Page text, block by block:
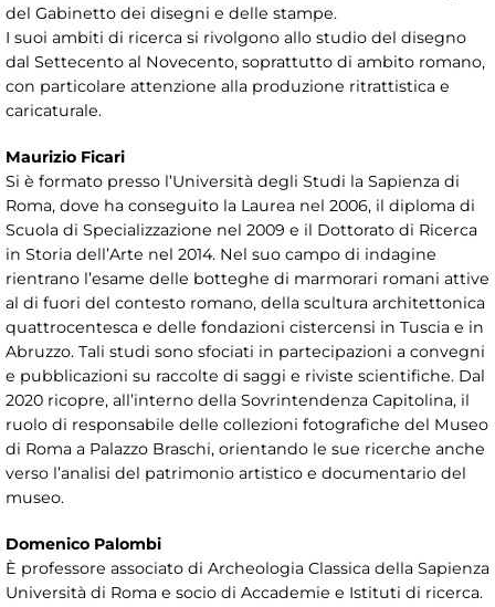
del Gabinetto dei disegni e delle stampe.
I suoi ambiti di ricerca si rivolgono allo studio del disegno
dal Settecento al Novecento, soprattutto di ambito romano,
con particolare attenzione alla produzione ritrattistica e
caricaturale.
Maurizio Ficari
Si è formato presso l’Università degli Studi la Sapienza di
Roma, dove ha conseguito la Laurea nel 2006, il diploma di
Scuola di Specializzazione nel 2009 e il Dottorato di Ricerca
in Storia dell’Arte nel 2014. Nel suo campo di indagine
rientrano l’esame delle botteghe di marmorari romani attive
al di fuori del contesto romano, della scultura architettonica
quattrocentesca e delle fondazioni cistercensi in Tuscia e in
Abruzzo. Tali studi sono sfociati in partecipazioni a convegni
e pubblicazioni su raccolte di saggi e riviste scientifiche. Dal
2020 ricopre, all’interno della Sovrintendenza Capitolina, il
ruolo di responsabile delle collezioni fotografiche del Museo
di Roma a Palazzo Braschi, orientando le sue ricerche anche
verso l’analisi del patrimonio artistico e documentario del
museo.
Domenico Palombi
È professore associato di Archeologia Classica della Sapienza
Università di Roma e socio di Accademie e Istituti di ricerca.